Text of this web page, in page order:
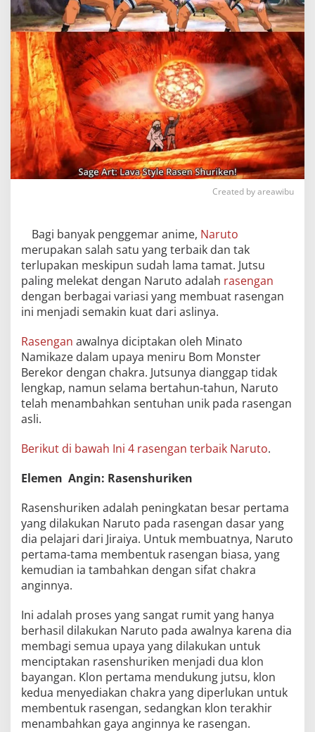
Created by areawibu
Bagi banyak penggemar anime, Naruto
merupakan salah satu yang terbaik dan tak
terlupakan meskipun sudah lama tamat. Jutsu
paling melekat dengan Naruto adalah rasengan
dengan berbagai variasi yang membuat rasengan
ini menjadi semakin kuat dari aslinya.
Rasengan awalnya diciptakan oleh Minato
Namikaze dalam upaya meniru Bom Monster
Berekor dengan chakra. Jutsunya dianggap tidak
lengkap, namun selama bertahun-tahun, Naruto
telah menambahkan sentuhan unik pada rasengan
asli.
Berikut di bawah Ini 4 rasengan terbaik Naruto.
Elemen Angin: Rasenshuriken
Rasenshuriken adalah peningkatan besar pertama
yang dilakukan Naruto pada rasengan dasar yang
dia pelajari dari Jiraiya. Untuk membuatnya, Naruto
pertama-tama membentuk rasengan biasa, yang
kemudian ia tambahkan dengan sifat chakra
anginnya.
Ini adalah proses yang sangat rumit yang hanya
berhasil dilakukan Naruto pada awalnya karena dia
membagi semua upaya yang dilakukan untuk
menciptakan rasenshuriken menjadi dua klon
bayangan. Klon pertama mendukung jutsu, klon
kedua menyediakan chakra yang diperlukan untuk
membentuk rasengan, sedangkan klon terakhir
menambahkan gaya anginnya ke rasengan.